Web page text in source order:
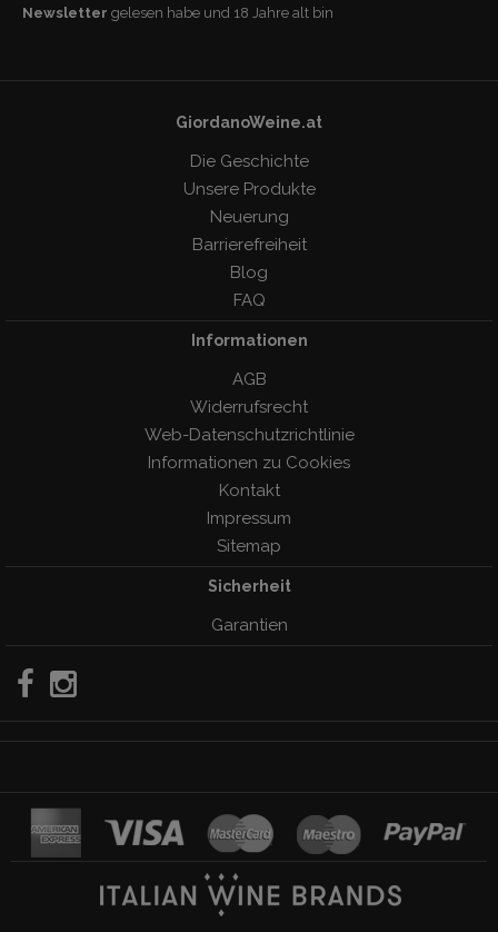
Newsletter gelesen habe und 18 Jahre alt bin
GiordanoWeine.at
Die Geschichte
Unsere Produkte
Neuerung
Barrierefreiheit
Blog
FAQ
Informationen
AGB
Widerrufsrecht
Web-Datenschutzrichtlinie
Informationen zu Cookies
Kontakt
Impressum
Sitemap
Sicherheit
Garantien